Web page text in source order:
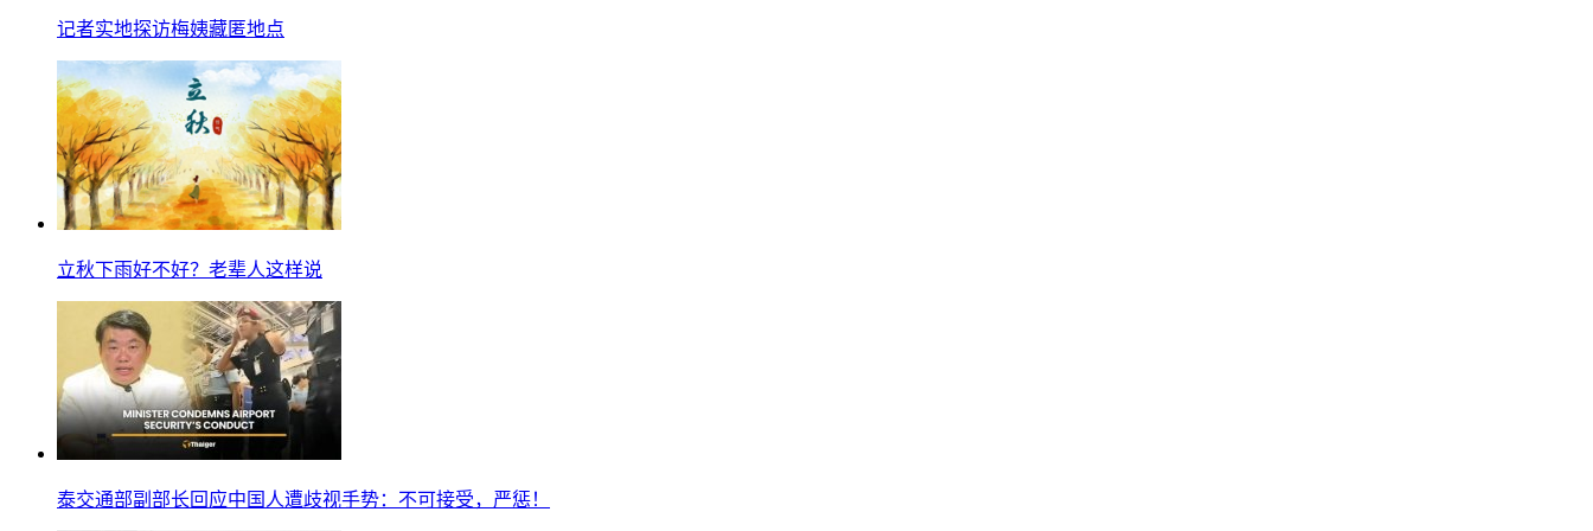
记者实地探访梅姨藏匿地点
立秋下雨好不好？老辈人这样说
泰交通部副部长回应中国人遭歧视手势：不可接受，严惩！